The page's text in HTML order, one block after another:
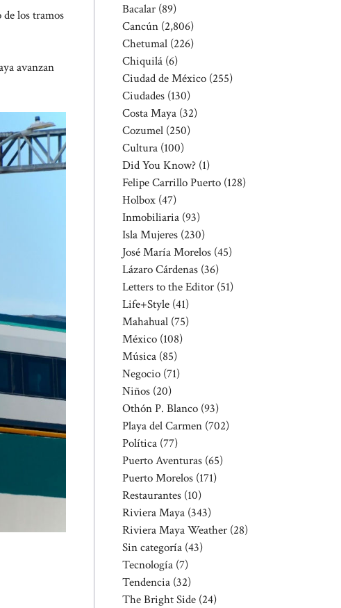
los tramos
avanzan
Bacalar (89)
Cancún (2,806)
Chetumal (226)
Chiquilá (6)
Ciudad de México (255)
Ciudades (130)
Costa Maya (32)
Cozumel (250)
Cultura (100)
Did You Know? (1)
Felipe Carrillo Puerto (128)
Holbox (47)
Inmobiliaria (93)
Isla Mujeres (230)
José María Morelos (45)
Lázaro Cárdenas (36)
Letters to the Editor (51)
Life+Style (41)
Mahahual (75)
México (108)
Música (85)
Negocio (71)
Niños (20)
Othón P. Blanco (93)
Playa del Carmen (702)
Política (77)
Puerto Aventuras (65)
Puerto Morelos (171)
Restaurantes (10)
Riviera Maya (343)
Riviera Maya Weather (28)
Sin categoría (43)
Tecnología (7)
Tendencia (32)
The Bright Side (24)